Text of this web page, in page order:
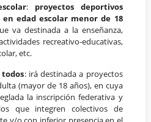
: proyectos deportivos
edad escolar menor de 18
va destinada a la enseñanza,
recreativo-educativas,
etc.
: irá destinada a proyectos
(mayor de 18 años), en cuya
la inscripción federativa y
que integren colectivos de